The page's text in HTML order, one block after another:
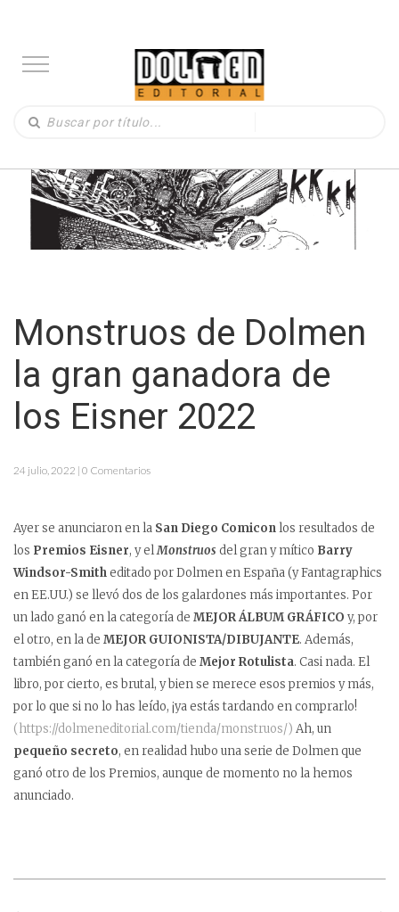
Monstruos de Dolmen
la gran ganadora de
los Eisner 2022
24 julio, 2022 | 0 Comentarios
Ayer se anunciaron en la San Diego Comiconlos resultados de
los Premios Eisner, y elMonstruos del gran y mítico Barry
Windsor-Smitheditado por Dolmen en España (y Fantagraphics
en EE.UU.) se llevó dos de los galardones más importantes. Por
un lado ganó en la categoría de MEJOR ÁLBUM GRÁFICO y, por
el otro, en la de MEJOR GUIONISTA/DIBUJANTE. Además,
también ganó en la categoría de Mejor Rotulista. Casi nada. El
libro, por cierto, es brutal, y bien se merece esos premios y más,
por lo que si no lo has leído, ¡ya estás tardando en comprarlo!
(https://dolmeneditorial.com/tienda/monstruos/) Ah, un
pequeño secreto, en realidad hubo una serie de Dolmen que
ganó otro de los Premios, aunque de momento no la hemos
anunciado.